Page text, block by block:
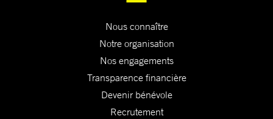
Nous connaître
Notre organisation
Nos engagements
Transparence financière
Devenir bénévole
Recrutement